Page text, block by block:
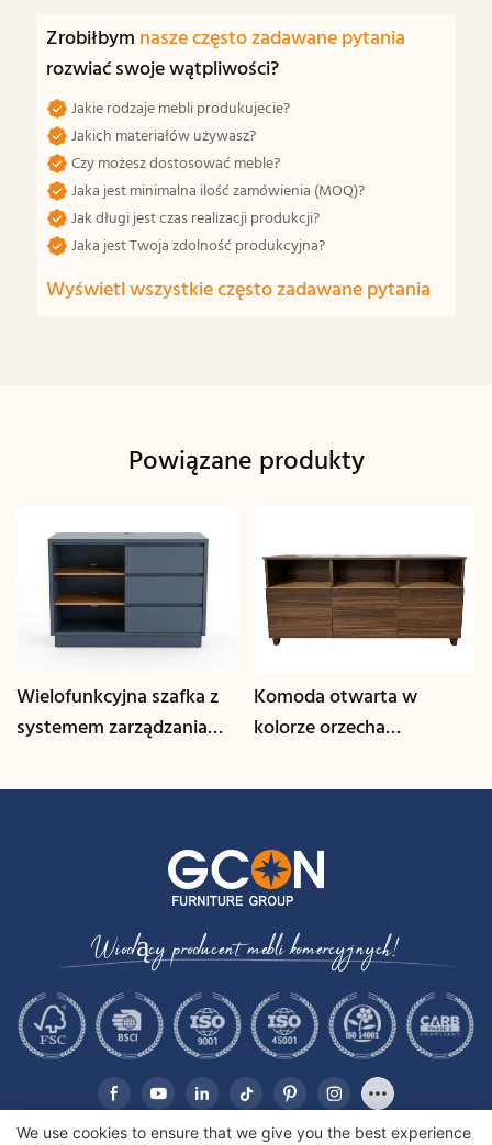
Zrobiłbym nasze często zadawane pytania
rozwiać swoje wątpliwości?
Jakie rodzaje mebli produkujecie?
Jakich materiałów używasz?
Czy możesz dostosować meble?
Jaka jest minimalna ilość zamówienia (MOQ)?
Jak długi jest czas realizacji produkcji?
Jaka jest Twoja zdolność produkcyjna?
Wyświetl wszystkie często zadawane pytania
Powiązane produkty
Wielofunkcyjna szafka z
systemem zarządzania
Komoda otwarta w
kolorze orzecha
GCON
Wiodący producent mebli komercyjnych!
We use cookies to ensure that we give you the best experience